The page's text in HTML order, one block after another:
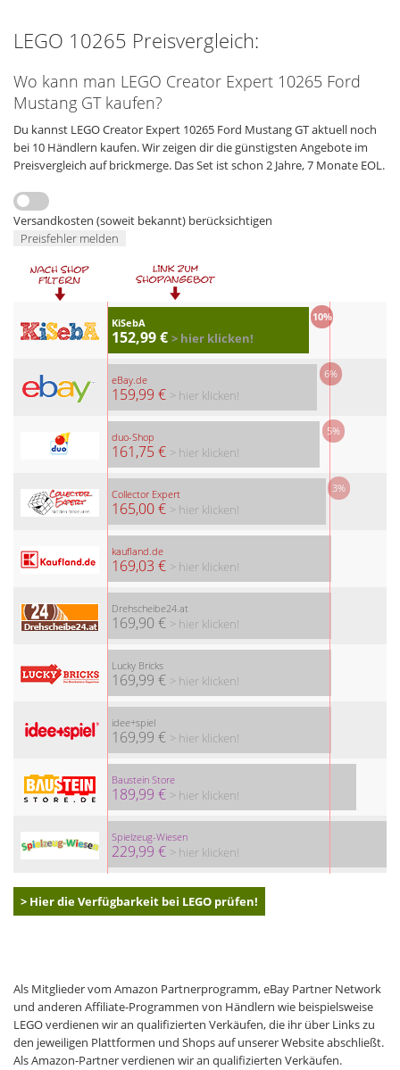
LEGO 10265 Preisvergleich:
Wo kann man LEGO Creator Expert 10265 Ford
Mustang GT kaufen?
Du kannst LEGO Creator Expert 10265 Ford Mustang GT aktuell noch
bei 10 Händlern kaufen. Wir zeigen dir die günstigsten Angebote im
Preisvergleich auf brickmerge. Das Set ist schon 2 Jahre, 7 Monate EOL.
Versandkosten (soweit bekannt) berücksichtigen
Preisfehler melden
KiSebA
152,99 €
10%
> hier klicken!
eBay.de
159,99 €
6%
> hier klicken!
duo-Shop
161,75 €
5%
> hier klicken!
Collector Expert
165,00 €
3%
> hier klicken!
kaufland.de
169,03 € > hier klicken!
Drehscheibe24.at
169,90 € > hier klicken!
Lucky Bricks
169,99 € > hier klicken!
idee+spiel
169,99 € > hier klicken!
Baustein Store
189,99 € > hier klicken!
Spielzeug-Wiesen
229,99 € > hier klicken!
> Hier die Verfügbarkeit bei LEGO prüfen!
Als Mitglieder vom Amazon Partnerprogramm, eBay Partner Network
und anderen Affiliate-Programmen von Händlern wie beispielsweise
LEGO verdienen wir an qualifizierten Verkäufen, die ihr über Links zu
den jeweiligen Plattformen und Shops auf unserer Website abschließt.
Als Amazon-Partner verdienen wir an qualifizierten Verkäufen.